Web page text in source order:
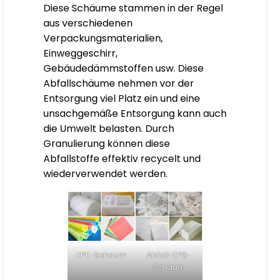
Diese Schäume stammen in der Regel
aus verschiedenen
Verpackungsmaterialien,
Einweggeschirr,
Gebäudedämmstoffen usw. Diese
Abfallschäume nehmen vor der
Entsorgung viel Platz ein und eine
unsachgemäße Entsorgung kann auch
die Umwelt belasten. Durch
Granulierung können diese
Abfallstoffe effektiv recycelt und
wiederverwendet werden.
EPE-Schaum
Abfall-EPS-
Schaum